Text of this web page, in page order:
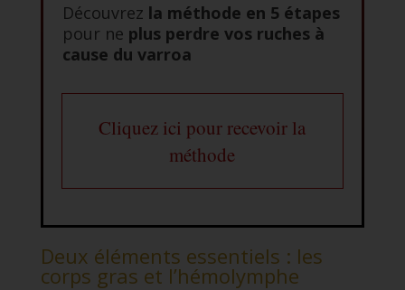
Découvrez la méthode en 5 étapes
pour ne plus perdre vos ruches à
cause du varroa
Cliquez ici pour recevoir la
méthode
Deux éléments essentiels : les
corps gras et l’hémolymphe